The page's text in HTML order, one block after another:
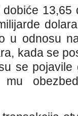
u odnosu
kada se
se